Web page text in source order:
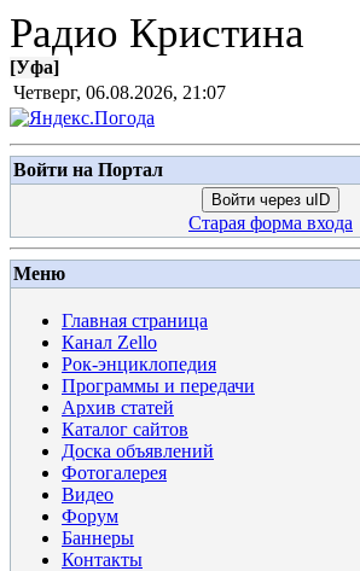
Радио Кристина
[Уфа]
Четверг, 06.08.2026, 21:07
Войти на Портал
Войти через uID
Старая форма входа
Меню
Главная страница
Канал Zello
Рок-энциклопедия
Программы и передачи
Архив статей
Каталог сайтов
Доска объявлений
Фотогалерея
Видео
Форум
Баннеры
Контакты